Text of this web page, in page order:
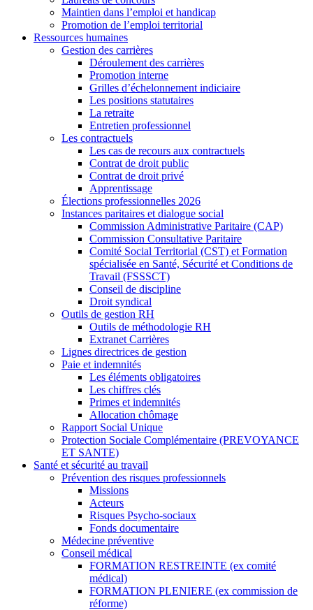
Maintien dans l’emploi et handicap
Promotion de l’emploi territorial
Ressources humaines
Gestion des carrières
Déroulement des carrières
Promotion interne
Grilles d’échelonnement indiciaire
Les positions statutaires
La retraite
Entretien professionnel
Les contractuels
Les cas de recours aux contractuels
Contrat de droit public
Contrat de droit privé
Apprentissage
Élections professionnelles 2026
Instances paritaires et dialogue social
Commission Administrative Paritaire (CAP)
Commission Consultative Paritaire
Comité Social Territorial (CST) et Formation
spécialisée en Santé, Sécurité et Conditions de
Travail (FSSSCT)
Conseil de discipline
Droit syndical
Outils de gestion RH
Outils de méthodologie RH
Extranet Carrières
Lignes directrices de gestion
Paie et indemnités
Les éléments obligatoires
Les chiffres clés
Primes et indemnités
Allocation chômage
Rapport Social Unique
Protection Sociale Complémentaire (PREVOYANCE
ET SANTE)
Santé et sécurité au travail
Prévention des risques professionnels
Missions
Acteurs
Risques Psycho-sociaux
Fonds documentaire
Médecine préventive
Conseil médical
FORMATION RESTREINTE (ex comité
médical)
FORMATION PLENIERE (ex commission de
réforme)